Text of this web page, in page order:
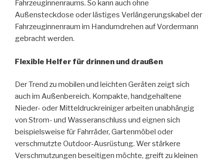
Fahrzeuginnenraums. So kann auch ohne
Außensteckdose oder lästiges Verlängerungskabel der
Fahrzeuginnenraum im Handumdrehen auf Vordermann
gebracht werden.
Flexible Helfer für drinnen und draußen
Der Trend zu mobilen und leichten Geräten zeigt sich
auch im Außenbereich. Kompakte, handgehaltene
Nieder- oder Mitteldruckreiniger arbeiten unabhängig
von Strom- und Wasseranschluss und eignen sich
beispielsweise für Fahrräder, Gartenmöbel oder
verschmutzte Outdoor-Ausrüstung. Wer stärkere
Verschmutzungen beseitigen möchte, greift zu kleinen